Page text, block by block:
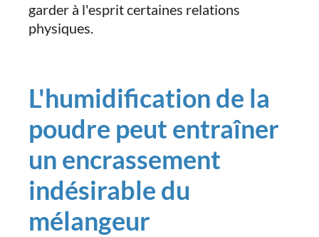
garder à l'esprit certaines relations
physiques.
L'humidification de la
poudre peut entraîner
un encrassement
indésirable du
mélangeur